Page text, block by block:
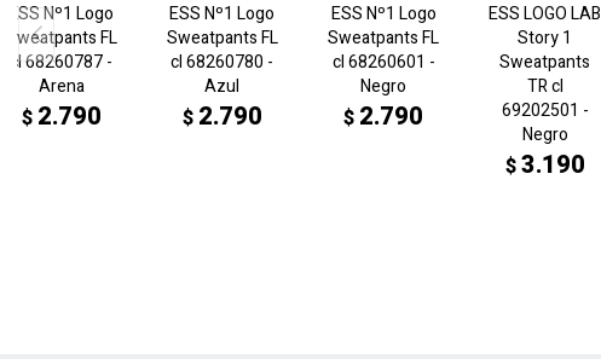
ESS Nº1 Logo
Sweatpants FL
cl 68260787 -
Arena
$ 2.790
ESS Nº1 Logo
Sweatpants FL
cl 68260780 -
Azul
$ 2.790
ESS Nº1 Logo
Sweatpants FL
cl 68260601 -
Negro
$ 2.790
ESS LOGO LAB
Story 1
Sweatpants
TR cl
69202501 -
Negro
$3.190